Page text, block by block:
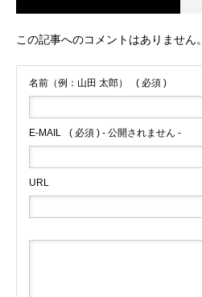
この記事へのコメントはありません。
名前（例：山田 太郎） ( 必須 )
E-MAIL ( 必須 ) - 公開されません -
URL